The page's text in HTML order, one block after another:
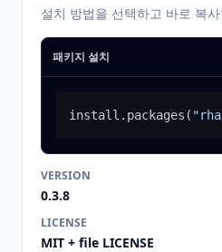
설치 방법을 선택하고 바로 복
패키지 설치
install.packages (
VERSION
0.3.8
LICENSE
MIT + file LICENSE